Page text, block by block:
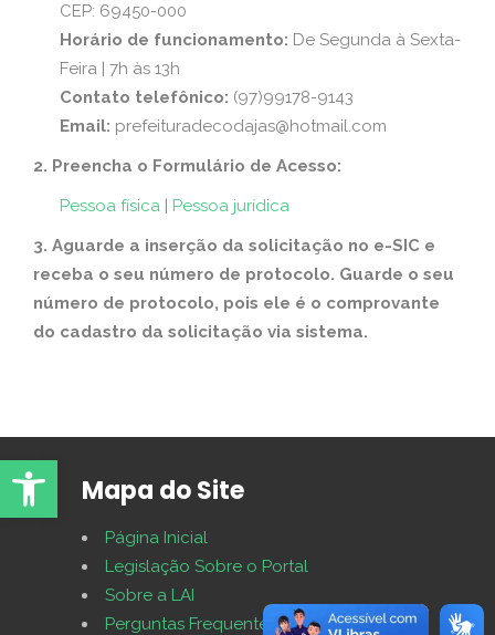
Abrir Ferramentas
CEP: 69450-000
Horário de funcionamento: De Segunda à Sexta-
Feira | 7h às 13h
Contato telefônico: (97)99178-9143
Email: prefeituradecodajas@hotmail.com
2. Preencha o Formulário de Acesso:
Pessoa física | Pessoa jurídica
3. Aguarde a inserção da solicitação no e-SIC e
receba o seu número de protocolo. Guarde o seu
número de protocolo, pois ele é o comprovante
do cadastro da solicitação via sistema.
Mapa do Site
Página Inicial
Legislação Sobre o Portal
Sobre a LAI
Perguntas Frequentes